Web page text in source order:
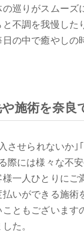
巡りがスムーズ
不調を我慢した
の中で癒やしの
施術を奈良
させられないか
際には様々な不
一人ひとりにご
いができる施術
ともございます
た。